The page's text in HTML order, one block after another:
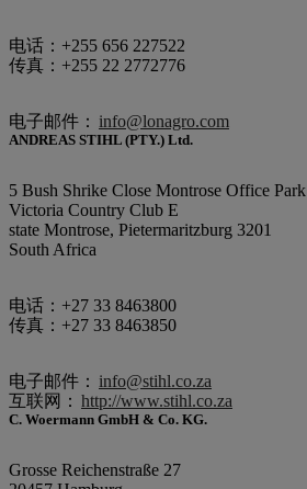
电话：+255 656 227522
传真：+255 22 2772776
电子邮件： info@lonagro.com
ANDREAS STIHL (PTY.) Ltd.
5 Bush Shrike Close Montrose Office Park
Victoria Country Club E
state Montrose, Pietermaritzburg 3201
South Africa
电话：+27 33 8463800
传真：+27 33 8463850
电子邮件： info@stihl.co.za
互联网： http://www.stihl.co.za
C. Woermann GmbH & Co. KG.
Grosse Reichenstraße 27